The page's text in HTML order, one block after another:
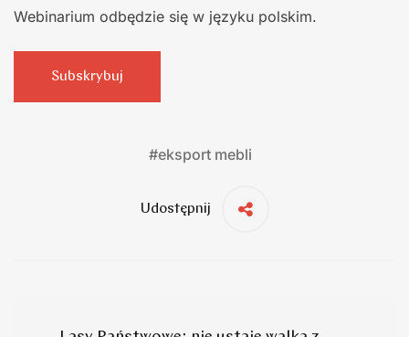
Webinarium odbędzie się w języku polskim.
Subskrybuj
#eksport mebli
Udostępnij